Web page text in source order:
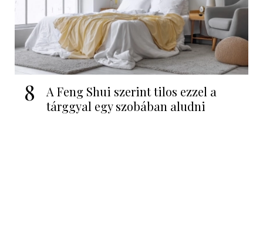
8
A Feng Shui szerint tilos ezzel a
tárggyal egy szobában aludni